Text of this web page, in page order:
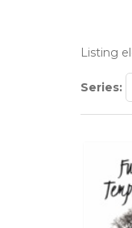
Listing
Series: